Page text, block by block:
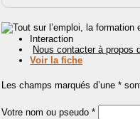
Interaction
Nous contacter à propos
Voir la fiche
Les champs marqués d’une *
Votre nom ou pseudo *